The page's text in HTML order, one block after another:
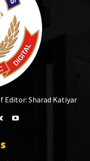
Editor: Sharad Katiyar